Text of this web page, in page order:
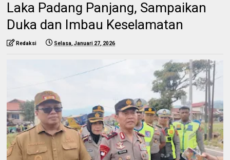
Laka Padang Panjang, Sampaikan
Duka dan Imbau Keselamatan
Redaksi Selasa, Januari 27, 2026